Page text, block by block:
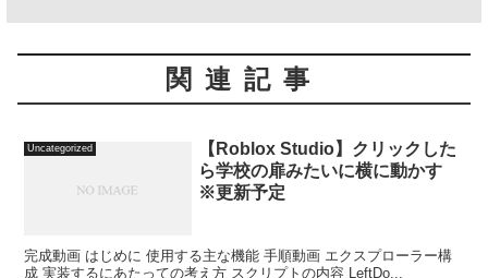
関連記事
Uncategorized
【Roblox Studio】クリックした
ら学校の扉みたいに横に動かす
※更新予定
完成動画 はじめに 使用する主な機能 手順動画 エクスプローラー構
成 実装するにあたっての考え方 スクリプトの内容 LeftDo...